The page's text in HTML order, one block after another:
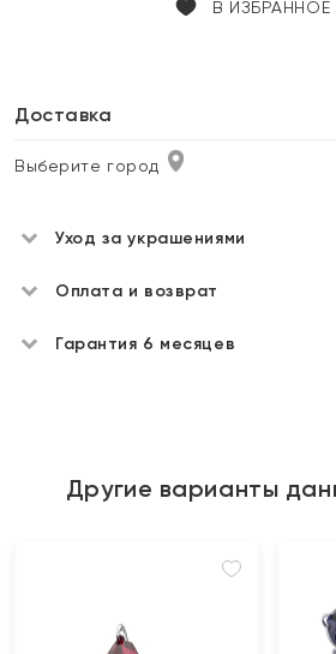
В ИЗБРАННОЕ
Доставка
Выберите город
Уход за украшениями
Оплата и возврат
Гарантия 6 месяцев
Другие варианты